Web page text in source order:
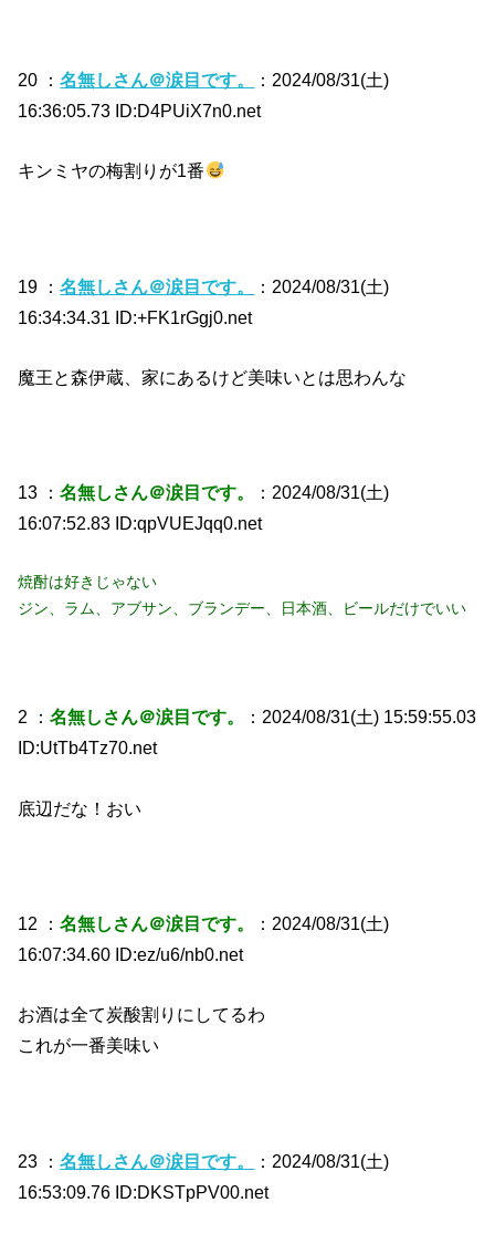
20 ：名無しさん＠涙目です。
：2024/08/31(土)
16:36:05.73 ID:D4PUiX7n0.net
キンミヤの梅割りが1番
19 ：名無しさん＠涙目です。
：2024/08/31(土)
16:34:34.31 ID:+FK1rGgj0.net
魔王と森伊蔵、家にあるけど美味いとは思わんな
13 ：名無しさん＠涙目です。
：2024/08/31(土)
16:07:52.83 ID:qpVUEJqq0.net
焼酎は好きじゃない
ジン、ラム、アブサン、ブランデー、日本酒、ビールだけでいい
2 ：名無しさん＠涙目です。
：2024/08/31(土) 15:59:55.03
ID:UtTb4Tz70.net
底辺だな！おい
12 ：名無しさん＠涙目です。
：2024/08/31(土)
16:07:34.60 ID:ez/u6/nb0.net
お酒は全て炭酸割りにしてるわ
これが一番美味い
23 ：名無しさん＠涙目です。
：2024/08/31(土)
16:53:09.76 ID:DKSTpPV00.net